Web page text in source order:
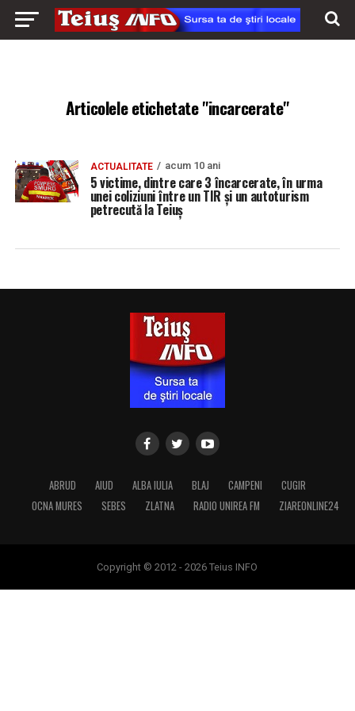
Articolele etichetate "incarcerate"
ACTUALITATE acum 10 ani
5 victime, dintre care 3 încarcerate, în urma
unei coliziuni între un TIR și un autoturism
petrecută la Teiuș
ABRUD AIUD ALBA IULIA BLAJ CAMPENI
CUGIR
OCNA MURES
SEBES ZLATNA RADIO UNIREA FM ZIAREONLINE24
Copyright © 2012 - 2026 Teius INFO